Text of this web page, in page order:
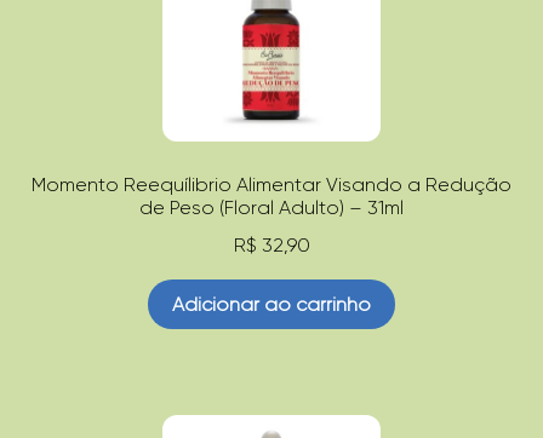
Momento Reequílibrio Alimentar Visando a Redução
de Peso (Floral Adulto) – 31ml
R$ 32,90
Adicionar ao carrinho